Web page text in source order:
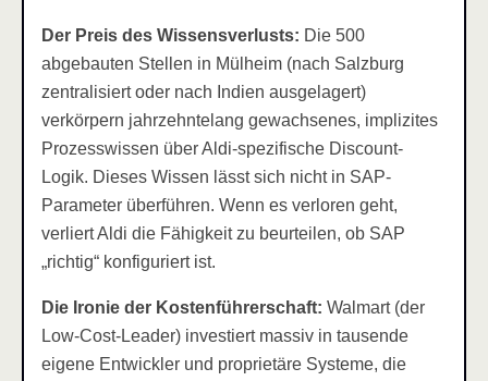
Der Preis des Wissensverlusts: Die 500
abgebauten Stellen in Mülheim (nach Salzburg
zentralisiert oder nach Indien ausgelagert)
verkörpern jahrzehntelang gewachsenes, implizites
Prozesswissen über Aldi-spezifische Discount-
Logik. Dieses Wissen lässt sich nicht in SAP-
Parameter überführen. Wenn es verloren geht,
verliert Aldi die Fähigkeit zu beurteilen, ob SAP
„richtig“ konfiguriert ist.
Die Ironie der Kostenführerschaft: Walmart (der
Low-Cost-Leader) investiert massiv in tausende
eigene Entwickler und proprietäre Systeme, die